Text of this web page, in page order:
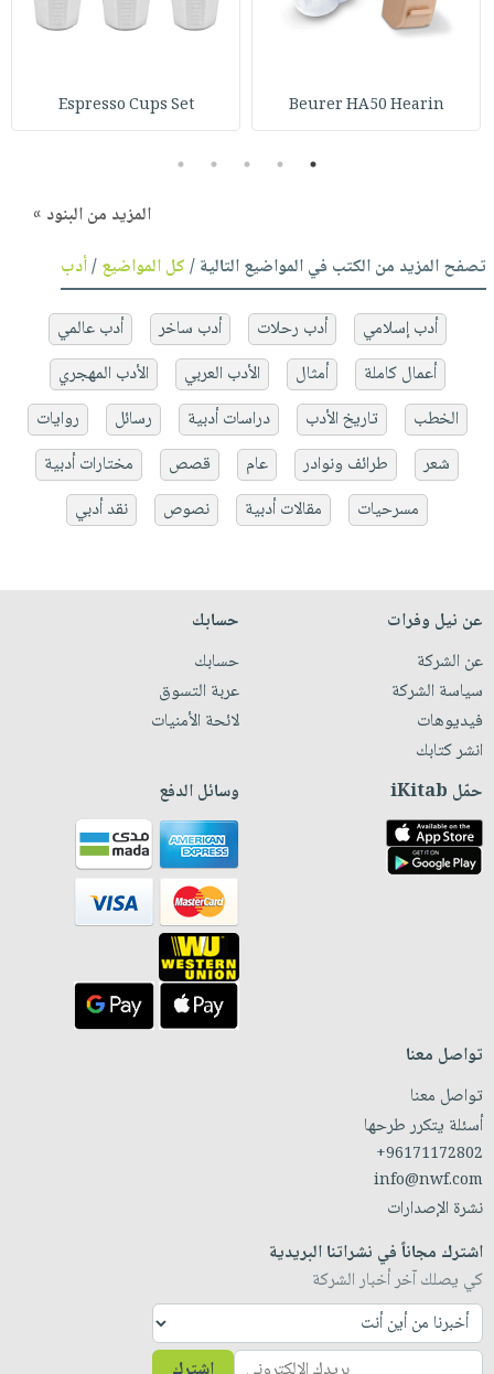
Beurer HA50 Hearin
Espresso Cups Set
1
2
3
4
5
المزيد من البنود »
تصفح المزيد من الكتب في المواضيع التالية /كل المواضيع/أدب
أدب إسلامي أدب رحلات أدب ساخر
أدب عالمي
أعمال كاملة
أمثال الأدب العربي
الأدب المهجري
الخطب
تاريخ الأدب دراسات أدبية رسائل
روايات
شعر
طرائف ونوادر عام قصص
مختارات أدبية
مسرحيات
مقالات أدبية نصوص نقد أدبي
عن نيل وفرات
عن الشركة
سياسة الشركة
فيديوهات
انشر كتابك
حسابك
حسابك
عربة التسوق
لائحة الأمنيات
حمّل iKitab وسائل الدفع
تواصل معنا
تواصل معنا
أسئلة يتكرر طرحها
+96171172802
info@nwf.com
نشرة الإصدارات
اشترك مجاناً في نشراتنا البريدية
كي يصلك آخر أخبار الشركة